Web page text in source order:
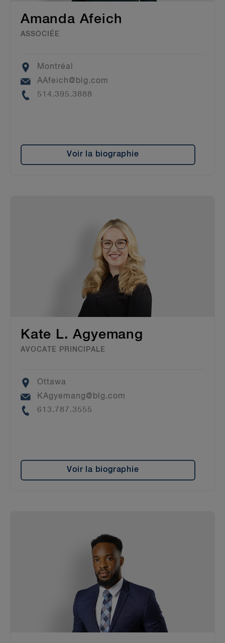
Amanda Afeich
ASSOCIÉE
Location
Montréal
Email
AAfeich@blg.com
Phone
514.395.3888
Voir la biographie
Kate L. Agyemang
AVOCATE PRINCIPALE
Location
Ottawa
Email
KAgyemang@blg.com
Phone
613.787.3555
Voir la biographie